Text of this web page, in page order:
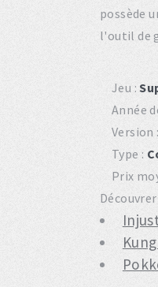
possède
l'outil de
Jeu :
Année
Version :
Type :
Prix